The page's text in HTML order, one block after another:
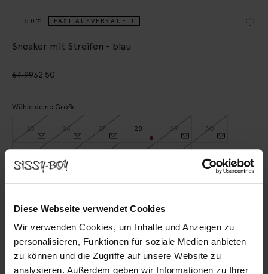
Diese Webseite verwendet Cookies
Wir verwenden Cookies, um Inhalte und Anzeigen zu
personalisieren, Funktionen für soziale Medien anbieten
zu können und die Zugriffe auf unsere Website zu
analysieren. Außerdem geben wir Informationen zu Ihrer
- 50% FAST AUSVERKAUFT!
Sneaker mit Streifen - blau
64.9932.50
Wähle deine Größe
25 26 27 28 29 30
Schnelle Lieferung
14 Tage Bedenkzeit